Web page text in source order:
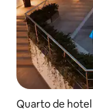
Quarto de hotel